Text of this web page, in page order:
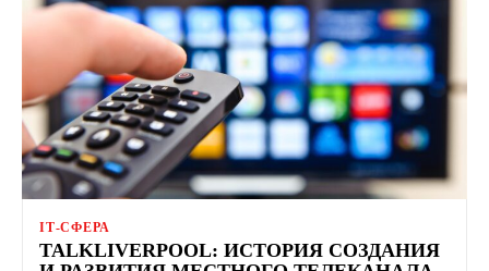
ІТ-СФЕРА
TALKLIVERPOOL: ИСТОРИЯ СОЗДАНИЯ